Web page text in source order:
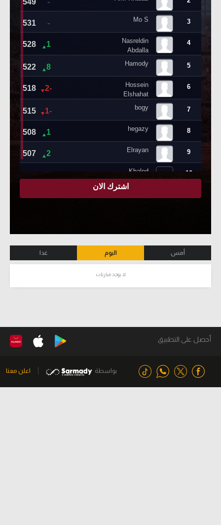
أمس اليوم غدا
لا يوجد مباريات
أحصل على التطبيق
بواسطة اعلن معنا